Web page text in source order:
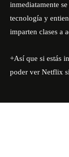
inmediatamente
tecnología y
imparten clases a
+Así que si estás
poder ver Netflix